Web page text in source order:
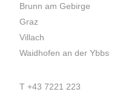
Brunn am Gebirge
Graz
Villach
Waidhofen an der Ybbs
T +43 7221 223